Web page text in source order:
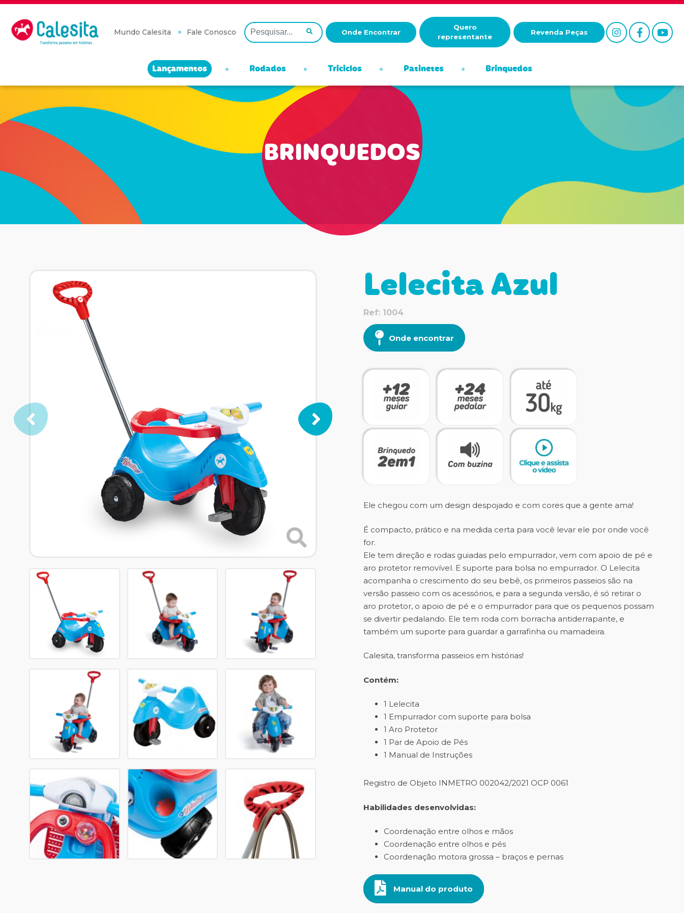
Skip
content
Mundo Calesita Fale Conosco Onde Encontrar
Quero
representante
Revenda Peças
Lançamentos Rodados Triciclos Patinetes Brinquedos
BRINQUEDOS
Lelecita Azul
Ref: 1004
Onde encontrar
Ele chegou com um design despojado e com cores que a gente ama!
É compacto, prático e na medida certa para você levar ele por onde você
for.
Ele tem direção e rodas guiadas pelo empurrador, vem com apoio de pé e
aro protetor removível. E suporte para bolsa no empurrador. O Lelecita
acompanha o crescimento do seu bebê, os primeiros passeios são na
versão passeio com os acessórios, e para a segunda versão, é só retirar o
aro protetor, o apoio de pé e o empurrador para que os pequenos possam
se divertir pedalando. Ele tem roda com borracha antiderrapante, e
também um suporte para guardar a garrafinha ou mamadeira.
Calesita, transforma passeios em histórias!
Contém:
1 Lelecita
1 Empurrador com suporte para bolsa
1 Aro Protetor
1 Par de Apoio de Pés
1 Manual de Instruções
Registro de Objeto INMETRO 002042/2021 OCP 0061
Habilidades desenvolvidas:
Coordenação entre olhos e mãos
Coordenação entre olhos e pés
Coordenação motora grossa – braços e pernas
Manual do produto